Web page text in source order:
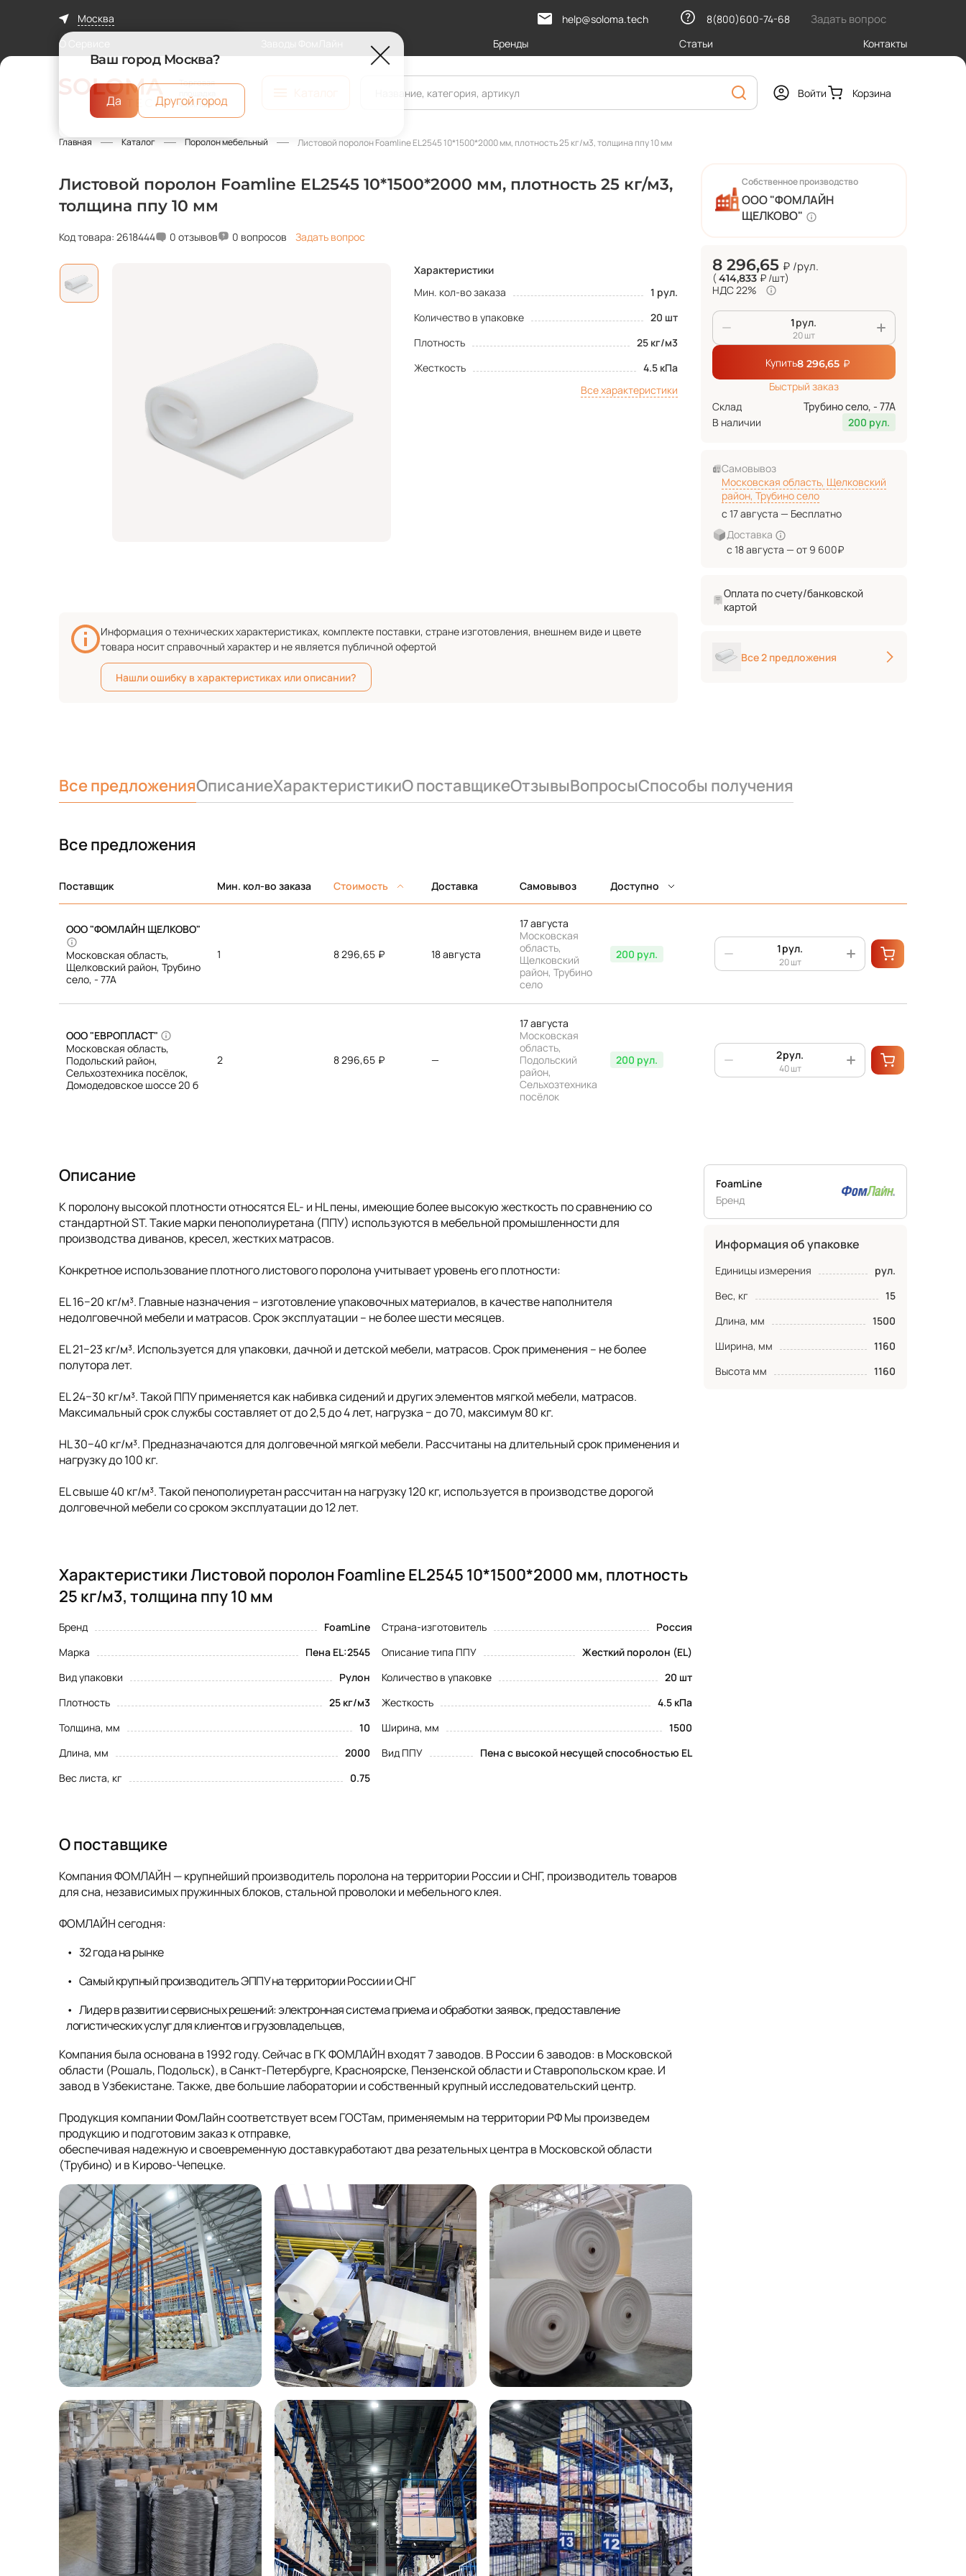
Москва help@soloma.tech 8(800)600-74-68 Задать вопрос
О Сервисе Бренды Статьи Контакты
Торговая
ФомЛайн
Войти Корзина
Главная Каталог Поролон мебельный Листовой поролон Foamline EL2545 10*1500*2000 мм, плотность 25 кг/м3, толщина ппу 10 мм
Листовой поролон Foamline EL2545 10*1500*2000 мм, плотность 25 кг/м3,
толщина ппу 10 мм
Код товара: 2618444 0 отзывов 0 вопросов Задать вопрос
Характеристики
Мин. кол-во заказа
1 рул.
Количество в упаковке
20 шт
Плотность
25 кг/м3
Жесткость
4.5 кПа
Все характеристики
Собственное производство
ООО "ФОМЛАЙН
ЩЕЛКОВО"
8 296,65 ₽ /рул.
( 414,833 ₽ /шт)
НДС 22%
рул.
20 шт
Купить8 296,65 ₽
Быстрый заказ
Склад
Трубино село, - 77А
В наличии
200 рул.
Самовывоз
Московская область, Щелковский
район, Трубино село
с 17 августа — Бесплатно
Доставка
с 18 августа — от 9 600₽
Оплата по счету/банковской
картой
Все 2 предложения
Информация о технических характеристиках, комплекте поставки, стране изготовления, внешнем виде и цвете
товара носит справочный характер и не является публичной офертой
Нашли ошибку в характеристиках или описании?
Все предложенияОписаниеХарактеристикиО поставщикеОтзывыВопросыСпособы получения
Все предложения
Поставщик Мин. кол-во заказа Стоимость Доставка Самовывоз Доступно
ООО "ФОМЛАЙН ЩЕЛКОВО"
Московская область,
Щелковский район, Трубино
село, - 77А
1 8 296,65 ₽ 18 августа
17 августа
Московская
область,
Щелковский
район, Трубино
село
200 рул. рул.
20 шт
ООО "ЕВРОПЛАСТ"
Московская область,
Подольский район,
Сельхозтехника посёлок,
Домодедовское шоссе 20 б
2 8 296,65 ₽ —
17 августа
Московская
область,
Подольский
район,
Сельхозтехника
посёлок
200 рул. рул.
40 шт
Описание
К поролону высокой плотности относятся EL- и HL пены, имеющие более высокую жесткость по сравнению со
стандартной ST. Такие марки пенополиуретана (ППУ) используются в мебельной промышленности для
производства диванов, кресел, жестких матрасов.
Конкретное использование плотного листового поролона учитывает уровень его плотности:
EL 16−20 кг/м³. Главные назначения – изготовление упаковочных материалов, в качестве наполнителя
недолговечной мебели и матрасов. Срок эксплуатации – не более шести месяцев.
EL 21−23 кг/м³. Используется для упаковки, дачной и детской мебели, матрасов. Срок применения – не более
полутора лет.
EL 24−30 кг/м³. Такой ППУ применяется как набивка сидений и других элементов мягкой мебели, матрасов.
Максимальный срок службы составляет от до 2,5 до 4 лет, нагрузка − до 70, максимум 80 кг.
HL 30−40 кг/м³. Предназначаются для долговечной мягкой мебели. Рассчитаны на длительный срок применения и
нагрузку до 100 кг.
EL свыше 40 кг/м³. Такой пенополиуретан рассчитан на нагрузку 120 кг, используется в производстве дорогой
долговечной мебели со сроком эксплуатации до 12 лет.
Характеристики Листовой поролон Foamline EL2545 10*1500*2000 мм, плотность
25 кг/м3, толщина ппу 10 мм
Бренд FoamLine Страна-изготовитель
Россия
Марка
Пена EL:2545 Описание типа ППУ
Жесткий поролон (EL)
Вид упаковки
Рулон Количество в упаковке
20 шт
Плотность
25 кг/м3 Жесткость
4.5 кПа
Толщина, мм
10 Ширина, мм
1500
Длина, мм
2000 Вид ППУ
Пена с высокой несущей способностью EL
Вес листа, кг
0.75
О поставщике
Компания ФОМЛАЙН — крупнейший производитель поролона на территории России и СНГ, производитель товаров
для сна, независимых пружинных блоков, стальной проволоки и мебельного клея.
ФОМЛАЙН сегодня:
32 года на рынке
Самый крупный производитель ЭППУ на территории России и СНГ
Лидер в развитии сервисных решений: электронная система приема и обработки заявок, предоставление
логистических услуг для клиентов и грузовладельцев,
Компания была основана в 1992 году. Сейчас в ГК ФОМЛАЙН входят 7 заводов. В России 6 заводов: в Московской
области (Рошаль, Подольск), в Санкт-Петербурге, Красноярске, Пензенской области и Ставропольском крае. И
завод в Узбекистане. Также, две большие лаборатории и собственный крупный исследовательский центр.
Продукция компании ФомЛайн соответствует всем ГОСТам, применяемым на территории РФ Мы произведем
продукцию и подготовим заказ к отправке,
обеспечивая надежную и своевременную доставкуработают два резательных центра в Московской области
(Трубино) и в Кирово-Чепецке.
FoamLine
Бренд
Информация об упаковке
Единицы измерения
рул.
Вес, кг
15
Длина, мм
1500
Ширина, мм
1160
Высота мм
1160
Ваш город Москва?
Да Другой город